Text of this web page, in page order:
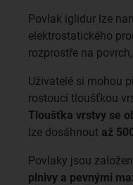
Povlak iglidur lze
elektrostatického
rozprostře na
Uživatelé si mohou
rostoucí tloušťkou
Tloušťka vrstvy se
lze dosáhnout až
Povlaky jsou
plnivy a pevnými